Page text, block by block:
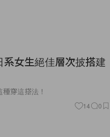
女生絕佳層次披搭建
穿這搭法！
14 0